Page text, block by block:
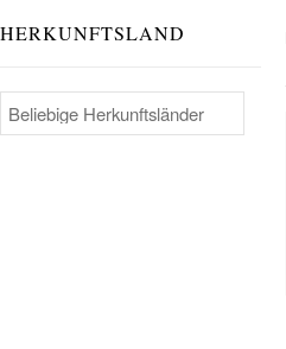
HERKUNFTSLAND